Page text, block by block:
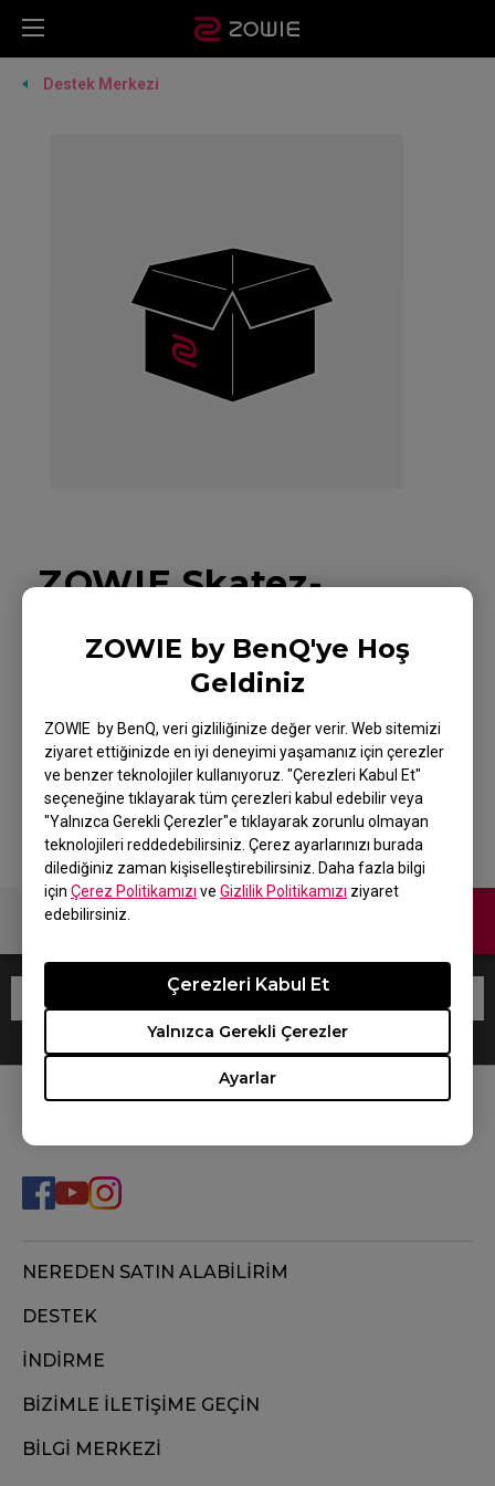
ZOWIE by BenQ'ye Hoş
Geldiniz
ZOWIE by BenQ, veri gizliliğinize değer verir. Web sitemizi
ziyaret ettiğinizde en iyi deneyimi yaşamanız için çerezler
ve benzer teknolojiler kullanıyoruz. "Çerezleri Kabul Et"
seçeneğine tıklayarak tüm çerezleri kabul edebilir veya
"Yalnızca Gerekli Çerezler"e tıklayarak zorunlu olmayan
teknolojileri reddedebilirsiniz. Çerez ayarlarınızı burada
dilediğiniz zaman kişiselleştirebilirsiniz. Daha fazla bilgi
için Çerez Politikamızı ve Gizlilik Politikamızı ziyaret
edebilirsiniz.
Ayarlar
Yalnızca Gerekli Çerezler
Çerezleri Kabul Et
Destek Merkezi
ZOWIE Skatez-
SPEEDY SKATEZ
Mouse Skatez /
Mouse Feet for
Esports
NEREDEN SATIN ALABİLİRİM
DESTEK
İNDİRME
BİZİMLE İLETİŞİME GEÇİN
BİLGİ MERKEZİ